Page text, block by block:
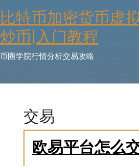
to
content
比特币加密货币虚
炒币|入门教程
币圈学院行情分析交易攻略
交易
欧易平台怎么